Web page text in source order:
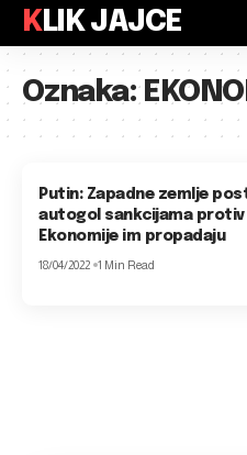
KLIK JAJCE
Oznaka:
Putin: Zapadne zemlje
autogol sankcijama protiv
Ekonomije im propadaju
18/04/2022 1 Min Read